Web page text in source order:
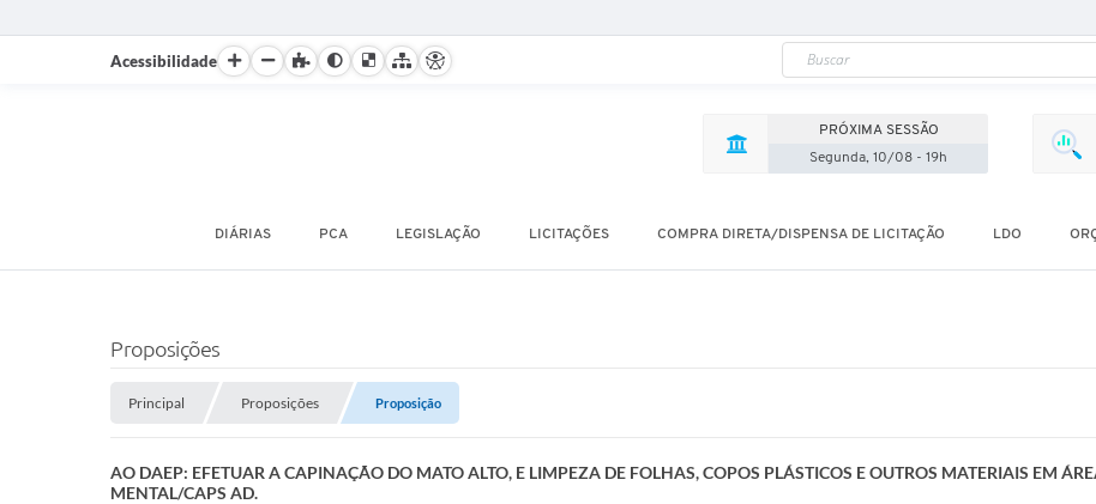
Acessibilidade
PRÓXIMA SESSÃO
Segunda, 10/08 - 19h
DIÁRIAS PCA LEGISLAÇÃO LICITAÇÕES COMPRA DIRETA/DISPENSA DE LICITAÇÃO LDO
Proposições
Principal Proposições Proposição
AO DAEP: EFETUAR A CAPINAÇÃO DO MATO ALTO, E LIMPEZA DE FOLHAS, COPOS PLÁSTICOS E OUTROS MATERIAIS EM
MENTAL/CAPS AD.